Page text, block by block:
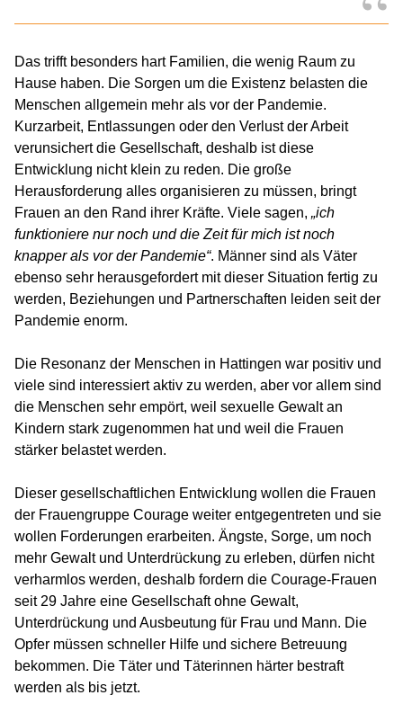
Das trifft besonders hart Familien, die wenig Raum zu
Hause haben. Die Sorgen um die Existenz belasten die
Menschen allgemein mehr als vor der Pandemie.
Kurzarbeit, Entlassungen oder den Verlust der Arbeit
verunsichert die Gesellschaft, deshalb ist diese
Entwicklung nicht klein zu reden. Die große
Herausforderung alles organisieren zu müssen, bringt
Frauen an den Rand ihrer Kräfte. Viele sagen, „ich
funktioniere nur noch und die Zeit für mich ist noch
knapper als vor der Pandemie“. Männer sind als Väter
ebenso sehr herausgefordert mit dieser Situation fertig zu
werden, Beziehungen und Partnerschaften leiden seit der
Pandemie enorm.
Die Resonanz der Menschen in Hattingen war positiv und
viele sind interessiert aktiv zu werden, aber vor allem sind
die Menschen sehr empört, weil sexuelle Gewalt an
Kindern stark zugenommen hat und weil die Frauen
stärker belastet werden.
Dieser gesellschaftlichen Entwicklung wollen die Frauen
der Frauengruppe Courage weiter entgegentreten und sie
wollen Forderungen erarbeiten. Ängste, Sorge, um noch
mehr Gewalt und Unterdrückung zu erleben, dürfen nicht
verharmlos werden, deshalb fordern die Courage-Frauen
seit 29 Jahre eine Gesellschaft ohne Gewalt,
Unterdrückung und Ausbeutung für Frau und Mann. Die
Opfer müssen schneller Hilfe und sichere Betreuung
bekommen. Die Täter und Täterinnen härter bestraft
werden als bis jetzt.